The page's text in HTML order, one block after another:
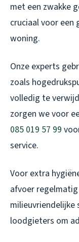
met een zwakke
cruciaal voor een
woning.
Onze experts
zoals
volledig te
zorgen we voor
085 019 57 99
service.
Voor extra
afvoer
milieuvriendelijke
loodgieters om